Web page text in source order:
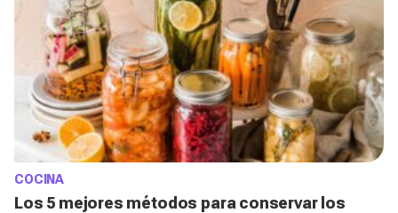
COCINA
Los 5 mejores métodos para conservar los